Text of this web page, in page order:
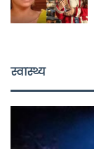
स्वास्थ्य